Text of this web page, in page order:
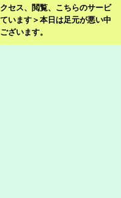
セス、閲覧、こちらのサービ
います＞本日は足元が悪い中
ざいます。